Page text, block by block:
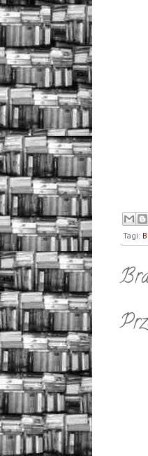
Tagi: